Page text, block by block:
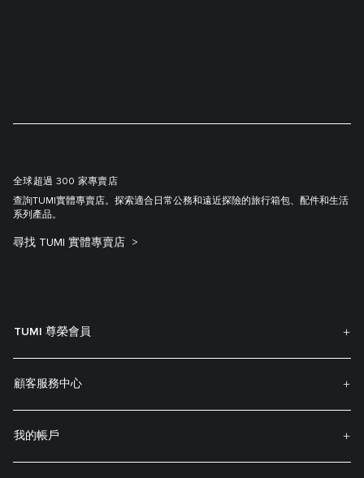
全球超過 300 家專賣店
查詢TUMI實體專賣店。探索適合日常公務和遠近探險的旅行箱包、配件和生活
系列產品。
尋找 TUMI 實體專賣店
TUMI 尊榮會員
顧客服務中心
我的帳戶